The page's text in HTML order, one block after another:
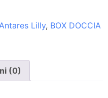
Antares Lilly, BOX DOCCIA
(0)